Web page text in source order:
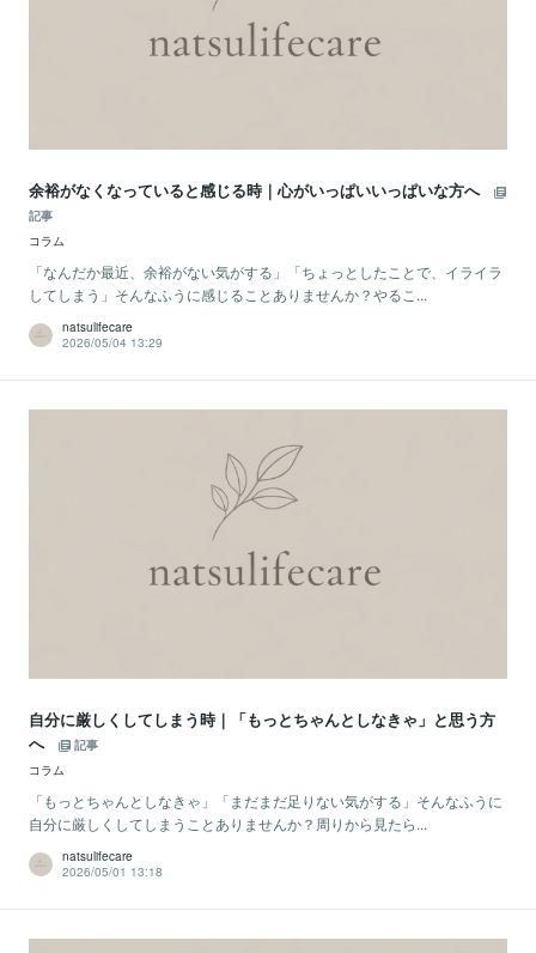
余裕がなくなっていると感じる時｜心がいっぱいいっぱいな方へ
記事
コラム
「なんだか最近、余裕がない気がする」「ちょっとしたことで、イライラ
してしまう」そんなふうに感じることありませんか？やるこ...
natsulifecare
2026/05/04 13:29
自分に厳しくしてしまう時｜「もっとちゃんとしなきゃ」と思う方
へ
記事
コラム
「もっとちゃんとしなきゃ」「まだまだ足りない気がする」そんなふうに
自分に厳しくしてしまうことありませんか？周りから見たら...
natsulifecare
2026/05/01 13:18